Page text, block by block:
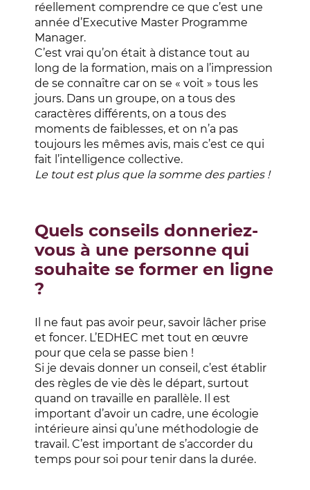
réellement comprendre ce que c’est une
année d’Executive Master Programme
Manager.
C’est vrai qu’on était à distance tout au
long de la formation, mais on a l’impression
de se connaître car on se « voit » tous les
jours. Dans un groupe, on a tous des
caractères différents, on a tous des
moments de faiblesses, et on n’a pas
toujours les mêmes avis, mais c’est ce qui
fait l’intelligence collective.
Le tout est plus que la somme des parties !
Quels conseils donneriez-
vous à une personne qui
souhaite se former en ligne
?
Il ne faut pas avoir peur, savoir lâcher prise
et foncer. L’EDHEC met tout en œuvre
pour que cela se passe bien !
Si je devais donner un conseil, c’est établir
des règles de vie dès le départ, surtout
quand on travaille en parallèle. Il est
important d’avoir un cadre, une écologie
intérieure ainsi qu’une méthodologie de
travail. C’est important de s’accorder du
temps pour soi pour tenir dans la durée.